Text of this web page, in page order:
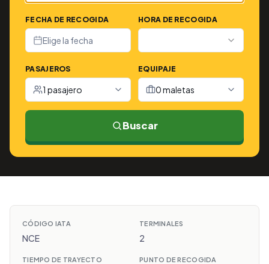
FECHA DE RECOGIDA
Elige la fecha
HORA DE RECOGIDA
PASAJEROS
1 pasajero
EQUIPAJE
0 maletas
Buscar
CÓDIGO IATA
NCE
TERMINALES
2
TIEMPO DE TRAYECTO PUNTO DE RECOGIDA